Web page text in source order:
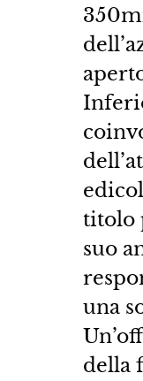
titolo
suo
una
della